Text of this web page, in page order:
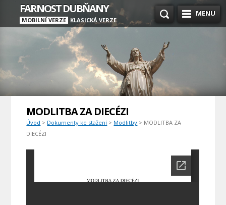
MENU
FARNOST DUBŇANY
MOBILNÍ VERZE KLASICKÁ VERZE
MODLITBA ZA DIECÉZI
Úvod > Dokumenty ke stažení > Modlitby > MODLITBA ZA
DIECÉZI